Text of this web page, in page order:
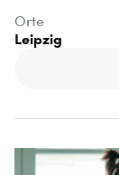
Orte
Leipzig